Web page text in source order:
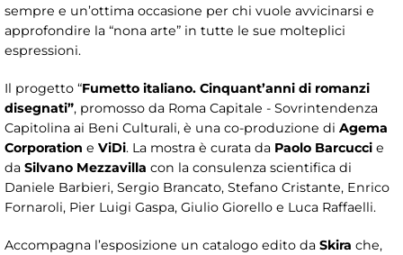
sempre e un’ottima occasione per chi vuole avvicinarsi e
approfondire la “nona arte” in tutte le sue molteplici
espressioni.
Il progetto “Fumetto italiano. Cinquant’anni di romanzi
disegnati”, promosso da Roma Capitale - Sovrintendenza
Capitolina ai Beni Culturali, è una co-produzione di Agema
Corporation e ViDi. La mostra è curata da Paolo Barcucci e
da Silvano Mezzavilla con la consulenza scientifica di
Daniele Barbieri, Sergio Brancato, Stefano Cristante, Enrico
Fornaroli, Pier Luigi Gaspa, Giulio Giorello e Luca Raffaelli.
Accompagna l’esposizione un catalogo edito da Skira che,